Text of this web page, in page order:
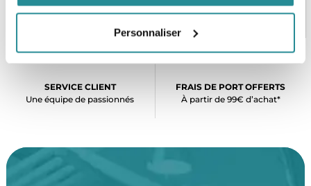
Personnaliser
PAIEMENT SÉCURISÉ
STOCK EN TEMPS RÉEL
SERVICE CLIENT
Une équipe de passionnés
FRAIS DE PORT OFFERTS
À partir de 99€ d’achat*